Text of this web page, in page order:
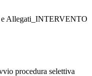
e Allegati_INTERVENTO
procedura selettiva